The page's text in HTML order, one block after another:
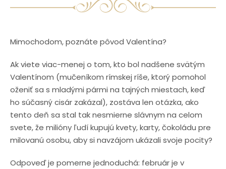
Mimochodom, poznáte pôvod Valentína?
Ak viete viac-menej o tom, kto bol nadšene svätým
Valentínom (mučeníkom rímskej ríše, ktorý pomohol
oženiť sa s mladými pármi na tajných miestach, keď
ho súčasný cisár zakázal), zostáva len otázka, ako
tento deň sa stal tak nesmierne slávnym na celom
svete, že milióny ľudí kupujú kvety, karty, čokoládu pre
milovanú osobu, aby si navzájom ukázali svoje pocity?
Odpoveď je pomerne jednoduchá: február je v